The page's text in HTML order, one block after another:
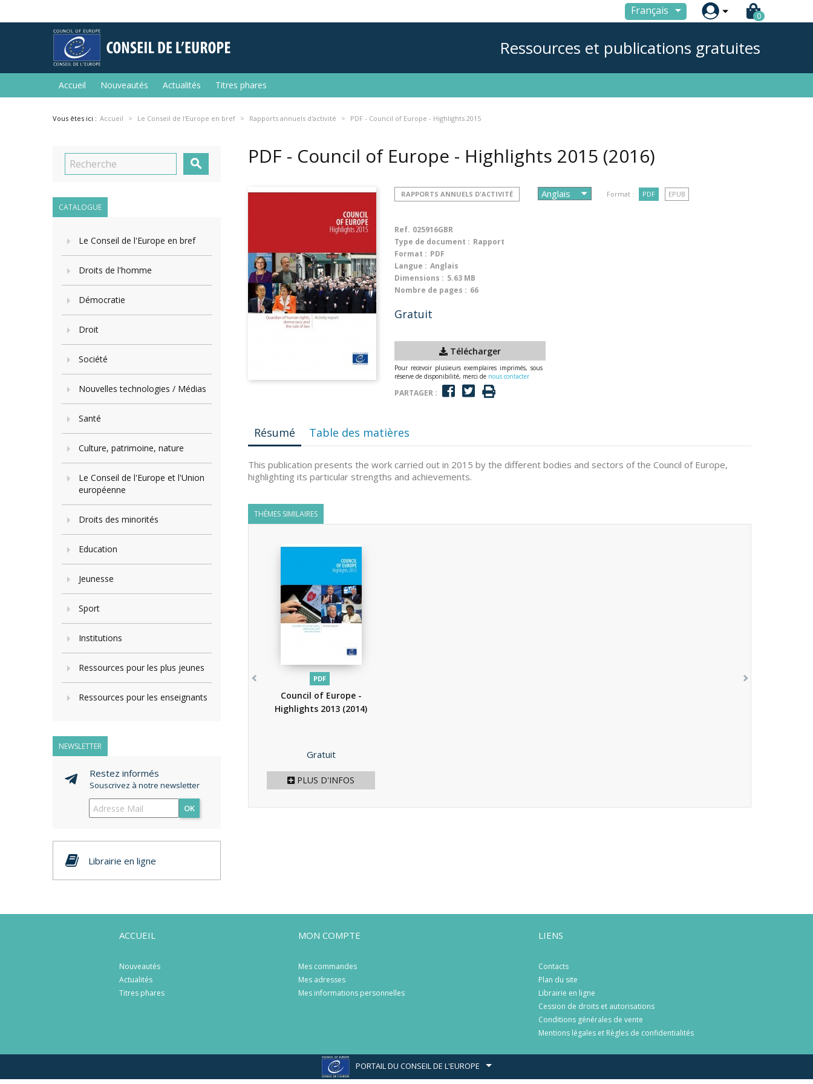
Français  0
Ressources et publications gratuites
Accueil Nouveautés Actualités Titres phares
Vous êtes ici : Accueil Le Conseil de l'Europe en bref Rapports annuels d'activité PDF - Council of Europe - Highlights 2015

CATALOGUE
Le Conseil de l'Europe en bref
Droits de l'homme
Démocratie
Droit
Société
Nouvelles technologies / Médias
Santé
Culture, patrimoine, nature
Le Conseil de l'Europe et l'Union
européenne
Droits des minorités
Education
Jeunesse
Sport
Institutions
Ressources pour les plus jeunes
Ressources pour les enseignants
NEWSLETTER
Restez informés
Souscrivez à notre newsletter
OK
Librairie en ligne
PDF - Council of Europe - Highlights 2015 (2016)
RAPPORTS ANNUELS D'ACTIVITÉ Format : PDF EPUB
Ref. 025916GBR
Type de document : Rapport
Format : PDF
Langue : Anglais
Dimensions : 5.63 MB
Nombre de pages : 66
Gratuit
Télécharger
Pour recevoir plusieurs exemplaires imprimés, sous
réserve de disponibilité, merci de nous contacter
PARTAGER :
Résumé Table des matières
This publication presents the work carried out in 2015 by the different bodies and sectors of the Council of Europe,
highlighting its particular strengths and achievements.
THÈMES SIMILAIRES
PDF
Council of Europe -
Highlights 2013 (2014)
Prix
Gratuit
PLUS D'INFOS
ACCUEIL
Nouveautés
Actualités
Titres phares
MON COMPTE
Mes commandes
Mes adresses
Mes informations personnelles
LIENS
Contacts
Plan du site
Librairie en ligne
Cession de droits et autorisations
Conditions générales de vente
Mentions légales et Règles de confidentialités
PORTAIL DU CONSEIL DE L'EUROPE